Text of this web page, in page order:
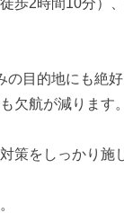
目的地にも絶好
欠航が減ります。
策をしっかり施